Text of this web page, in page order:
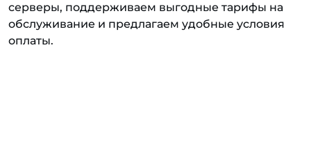
серверы, поддерживаем выгодные тарифы на
обслуживание и предлагаем удобные условия
оплаты.